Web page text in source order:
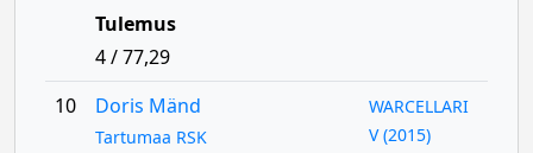
Tulemus
4 / 77,29
10
Doris Mänd
Tartumaa RSK
WARCELLARI
V (2015)